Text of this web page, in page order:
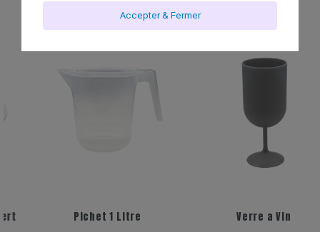
Pichet 1 Litre Verre a Vin
Accepter & Fermer